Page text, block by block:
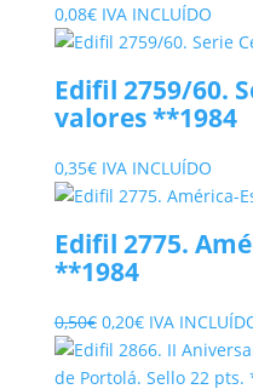
0,08€ IVA INCLUÍDO
Edifil 2759/60.
valores **1984
0,35€ IVA INCLUÍDO
Edifil 2775.
**1984
0,50€ El
precio
original
0,20€El
precio
actual
IVA